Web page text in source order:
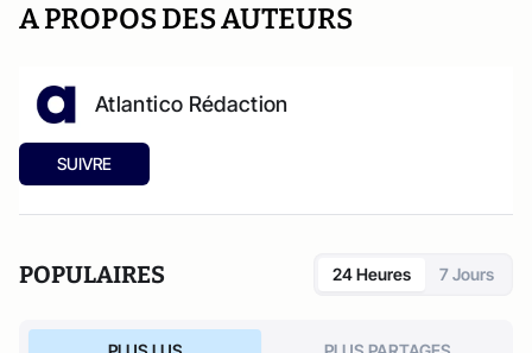
A PROPOS DES AUTEURS
Atlantico Rédaction
SUIVRE
POPULAIRES 24 Heures 7 Jours